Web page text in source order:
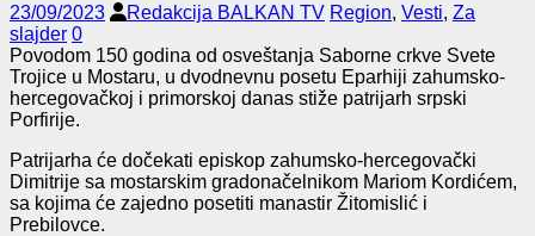
23/09/2023 Redakcija BALKAN TV Region, Vesti, Za
slajder 0
Povodom 150 godina od osveštanja Saborne crkve Svete
Trojice u Mostaru, u dvodnevnu posetu Eparhiji zahumsko-
hercegovačkoj i primorskoj danas stiže patrijarh srpski
Porfirije.
Patrijarha će dočekati episkop zahumsko-hercegovački
Dimitrije sa mostarskim gradonačelnikom Mariom Kordićem,
sa kojima će zajedno posetiti manastir Žitomislić i
Prebilovce.